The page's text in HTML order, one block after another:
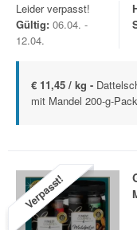
Leider verpasst!
Gültig: 06.04. -
12.04.
€ 11,45 / kg -
mit Mandel 200-g-
Verpasst!